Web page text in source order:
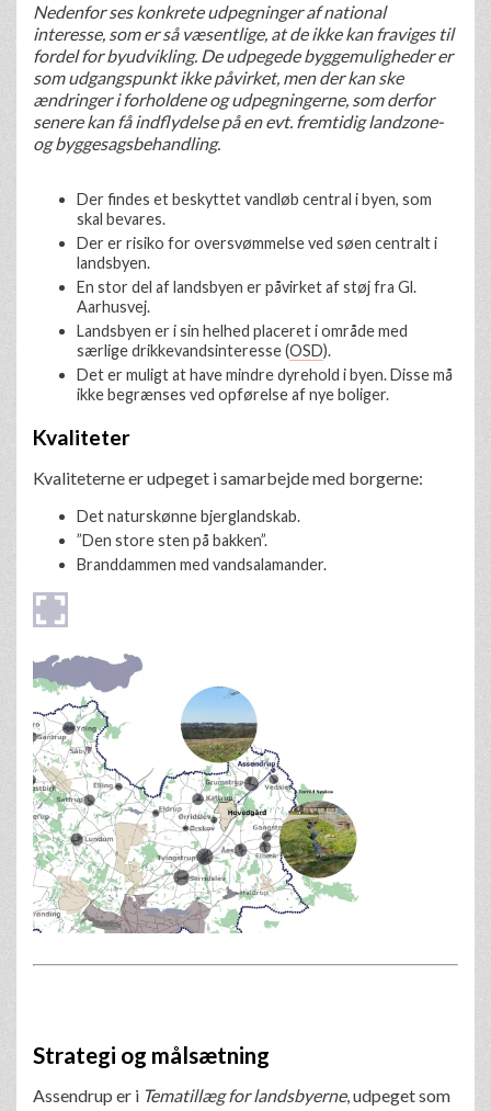
Nedenfor ses konkrete udpegninger af national
interesse, som er så væsentlige, at de ikke kan fraviges til
fordel for byudvikling. De udpegede byggemuligheder er
som udgangspunkt ikke påvirket, men der kan ske
ændringer i forholdene og udpegningerne, som derfor
senere kan få indflydelse på en evt. fremtidig landzone-
og byggesagsbehandling.
Der findes et beskyttet vandløb central i byen, som
skal bevares.
Der er risiko for oversvømmelse ved søen centralt i
landsbyen.
En stor del af landsbyen er påvirket af støj fra Gl.
Aarhusvej.
Landsbyen er i sin helhed placeret i område med
særlige drikkevandsinteresse (OSD).
Det er muligt at have mindre dyrehold i byen. Disse må
ikke begrænses ved opførelse af nye boliger.
Kvaliteter
Kvaliteterne er udpeget i samarbejde med borgerne:
Det naturskønne bjerglandskab.
”Den store sten på bakken”.
Branddammen med vandsalamander.
Strategi og målsætning
Assendrup er i Tematillæg for landsbyerne, udpeget som